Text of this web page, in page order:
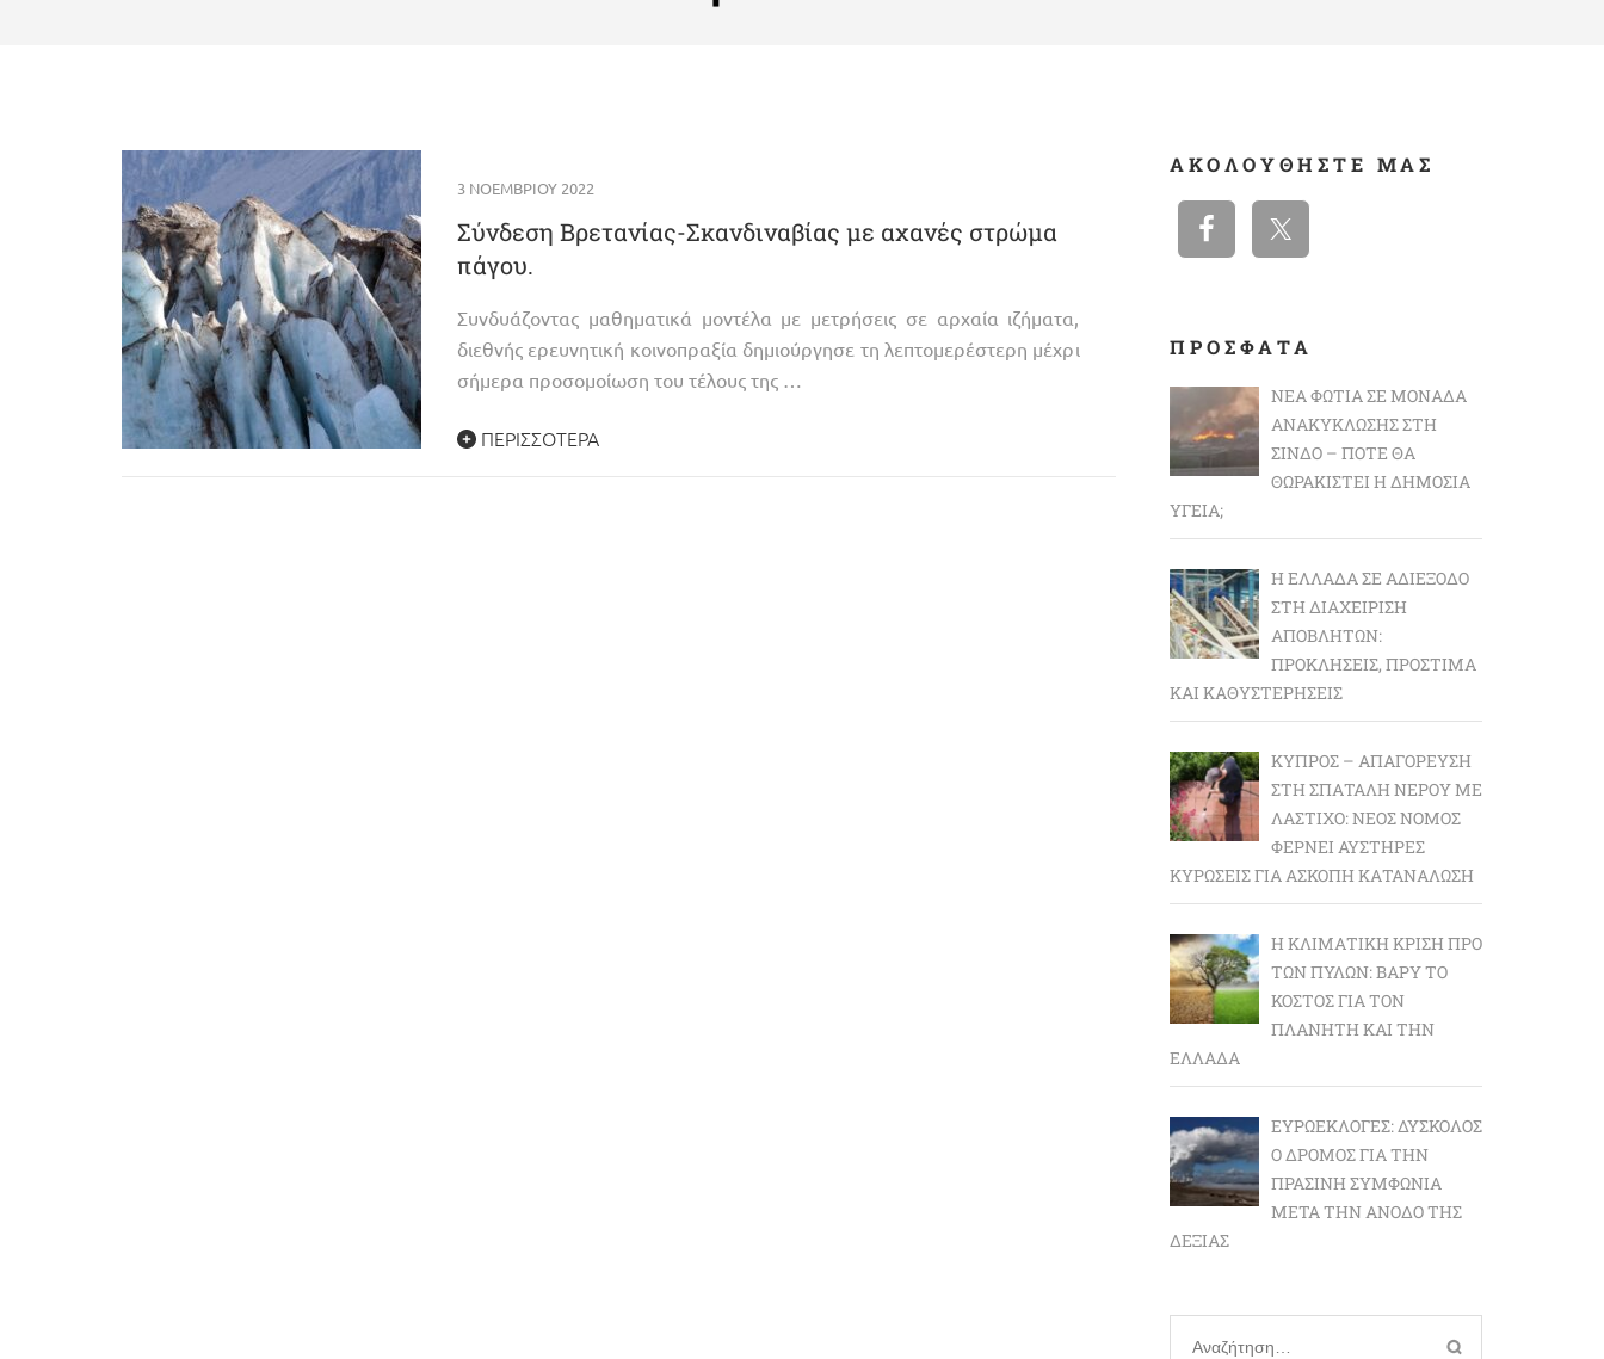
3 ΝΟΕΜΒΡΊΟΥ 2022
Σύνδεση Βρετανίας-Σκανδιναβίας με αχανές στρώμα
πάγου.
Συνδυάζοντας μαθηματικά μοντέλα με μετρήσεις σε αρχαία ιζήματα,
διεθνής ερευνητική κοινοπραξία δημιούργησε τη λεπτομερέστερη μέχρι
σήμερα προσομοίωση του τέλους της …
ΠΕΡΙΣΣΌΤΕΡΑ
ΑΚΟΛΟΥΘΉΣΤΕ ΜΑΣ
ΠΡΟΣΦΑΤΑ
ΝΈΑ ΦΩΤΙΆ ΣΕ ΜΟΝΆΔΑ
ΑΝΑΚΎΚΛΩΣΗΣ ΣΤΗ
ΣΊΝΔΟ – ΠΌΤΕ ΘΑ
ΘΩΡΑΚΙΣΤΕΊ Η ΔΗΜΌΣΙΑ
ΥΓΕΊΑ;
Η ΕΛΛΆΔΑ ΣΕ ΑΔΙΈΞΟΔΟ
ΣΤΗ ΔΙΑΧΕΊΡΙΣΗ
ΑΠΟΒΛΉΤΩΝ:
ΠΡΟΚΛΉΣΕΙΣ, ΠΡΌΣΤΙΜΑ
ΚΑΙ ΚΑΘΥΣΤΕΡΉΣΕΙΣ
ΚΎΠΡΟΣ – ΑΠΑΓΌΡΕΥΣΗ
ΣΤΗ ΣΠΑΤΆΛΗ ΝΕΡΟΎ ΜΕ
ΛΆΣΤΙΧΟ: ΝΈΟΣ ΝΌΜΟΣ
ΦΈΡΝΕΙ ΑΥΣΤΗΡΈΣ
ΚΥΡΏΣΕΙΣ ΓΙΑ ΆΣΚΟΠΗ ΚΑΤΑΝΆΛΩΣΗ
Η ΚΛΙΜΑΤΙΚΉ ΚΡΊΣΗ ΠΡΟ
ΤΩΝ ΠΥΛΏΝ: BΑΡΎ ΤΟ
ΚΌΣΤΟΣ ΓΙΑ ΤΟΝ
ΠΛΑΝΉΤΗ ΚΑΙ ΤΗΝ
ΕΛΛΆΔΑ
ΕΥΡΩΕΚΛΟΓΈΣ: ΔΎΣΚΟΛΟΣ
Ο ΔΡΌΜΟΣ ΓΙΑ ΤΗΝ
ΠΡΆΣΙΝΗ ΣΥΜΦΩΝΊΑ
ΜΕΤΆ ΤΗΝ ΆΝΟΔΟ ΤΗΣ
ΔΕΞΙΆΣ
Αναζήτηση